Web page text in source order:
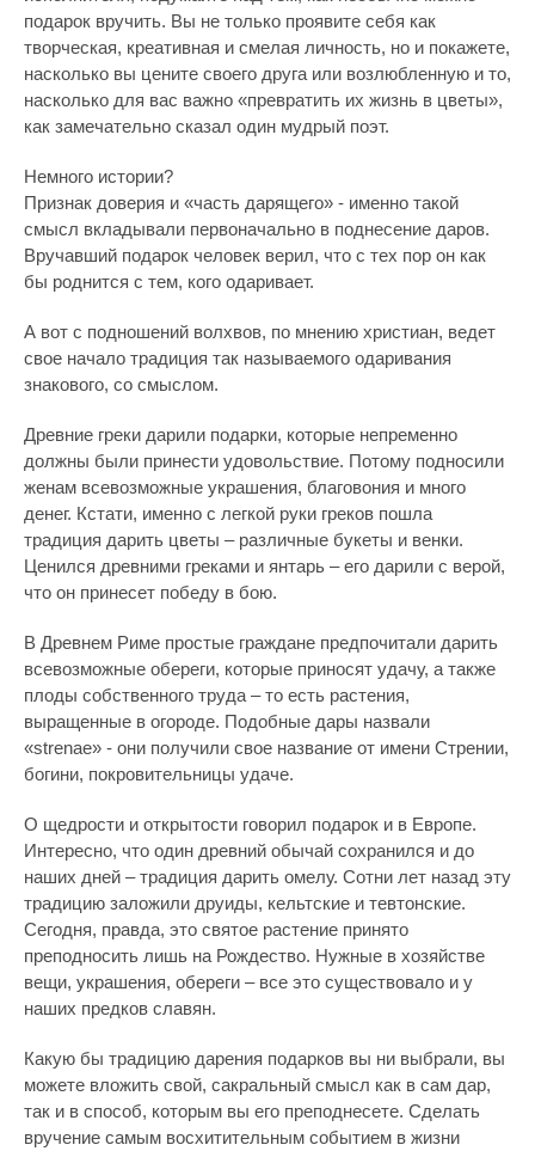
подарок вручить. Вы не только проявите себя как
творческая, креативная и смелая личность, но и покажете,
насколько вы цените своего друга или возлюбленную и то,
насколько для вас важно «превратить их жизнь в цветы»,
как замечательно сказал один мудрый поэт.
Немного истории?
Признак доверия и «часть дарящего» - именно такой
смысл вкладывали первоначально в поднесение даров.
Вручавший подарок человек верил, что с тех пор он как
бы роднится с тем, кого одаривает.
А вот с подношений волхвов, по мнению христиан, ведет
свое начало традиция так называемого одаривания
знакового, со смыслом.
Древние греки дарили подарки, которые непременно
должны были принести удовольствие. Потому подносили
женам всевозможные украшения, благовония и много
денег. Кстати, именно с легкой руки греков пошла
традиция дарить цветы – различные букеты и венки.
Ценился древними греками и янтарь – его дарили с верой,
что он принесет победу в бою.
В Древнем Риме простые граждане предпочитали дарить
всевозможные обереги, которые приносят удачу, а также
плоды собственного труда – то есть растения,
выращенные в огороде. Подобные дары назвали
«strenae» - они получили свое название от имени Стрении,
богини, покровительницы удаче.
О щедрости и открытости говорил подарок и в Европе.
Интересно, что один древний обычай сохранился и до
наших дней – традиция дарить омелу. Сотни лет назад эту
традицию заложили друиды, кельтские и тевтонские.
Сегодня, правда, это святое растение принято
преподносить лишь на Рождество. Нужные в хозяйстве
вещи, украшения, обереги – все это существовало и у
наших предков славян.
Какую бы традицию дарения подарков вы ни выбрали, вы
можете вложить свой, сакральный смысл как в сам дар,
так и в способ, которым вы его преподнесете. Сделать
вручение самым восхитительным событием в жизни